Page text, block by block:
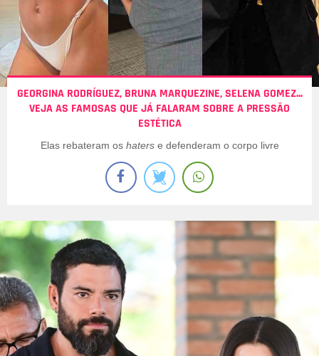
GEORGINA RODRÍGUEZ, BRUNA MARQUEZINE, SELENA GOMEZ...
VEJA AS FAMOSAS QUE JÁ FALARAM SOBRE A PRESSÃO
ESTÉTICA
Elas rebateram os haterse defenderam o corpo livre